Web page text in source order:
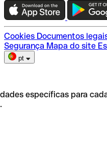
Escolha do plano
Cookies Documentos
Segurança Mapa do site
pt
específicas para